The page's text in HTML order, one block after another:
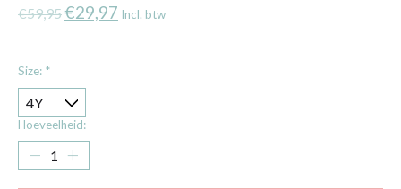
€59,95€29,97 Incl. btw
Size: *
Hoeveelheid: